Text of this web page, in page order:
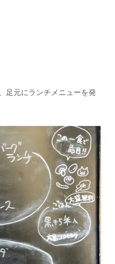
足元にランチメニューを発